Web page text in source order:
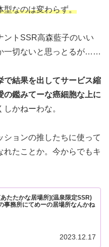
型なのは変わらず。
ントSSR高森藍子のいい
一切ないと思っとるが……
で結果を出してサービス縮
の鑑みてーな癌細胞な上に
かねーわな。
ションの推したちに使って
れたことか。今からでもキ
たたかな居場所](温泉限定SSR)
事務所にてめーの居場所なんかね
2023.12.17